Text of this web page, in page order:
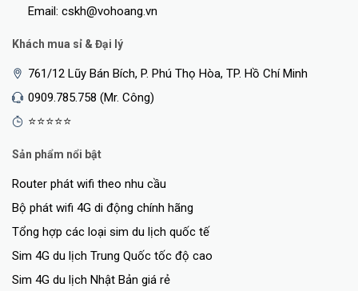
thành mạng không dây
Bao Phủ Toàn Bộ Ngôi Nhà Của Bạn với EasyMesh
MR30G tương thích với EasyMesh, cho phép bạn thiết lập toàn bộ
Email: cskh@vohoang.vn
Khách mua sỉ & Đại lý
761/12 Lũy Bán Bích, P. Phú Thọ Hòa, TP. Hồ Chí Minh
0909.785.758 (Mr. Công)
⭐⭐⭐⭐⭐
Sản phẩm nổi bật
Router phát wifi theo nhu cầu
Bộ phát wifi 4G di động chính hãng
Tổng hợp các loại sim du lịch quốc tế
Sim 4G du lịch Trung Quốc tốc độ cao
Sim 4G du lịch Nhật Bản giá rẻ